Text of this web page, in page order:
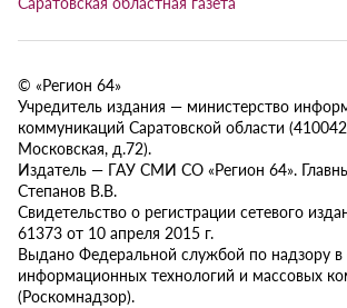
© «Регион 64»
Учредитель издания — министерство
коммуникаций Саратовской области
Московская, д.72).
Издатель — ГАУ СМИ СО «Регион 64».
Степанов В.В.
Свидетельство о регистрации сетевого
61373 от 10 апреля 2015 г.
Выдано Федеральной службой по надзору в
информационных технологий и массовых
(Роскомнадзор).